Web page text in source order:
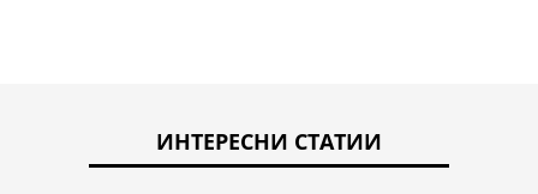
ИНТЕРЕСНИ СТАТИИ